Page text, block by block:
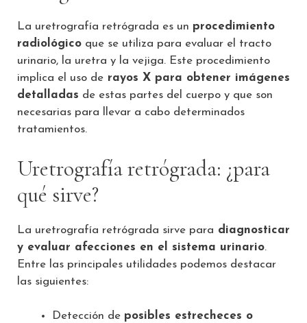
La uretrografía retrógrada es un procedimiento
radiológico que se utiliza para evaluar el tracto
urinario, la uretra y la vejiga. Este procedimiento
implica el uso de rayos X para obtener imágenes
detalladas de estas partes del cuerpo y que son
necesarias para llevar a cabo determinados
tratamientos.
Uretrografía retrógrada: ¿para
qué sirve?
La uretrografía retrógrada sirve para diagnosticar
y evaluar afecciones en el sistema urinario.
Entre las principales utilidades podemos destacar
las siguientes:
Detección de posibles estrecheces o